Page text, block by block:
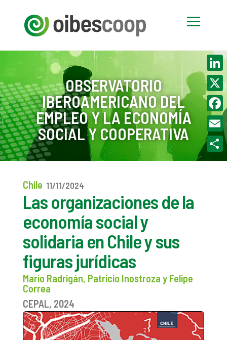
OBSERVATORIO
IBEROAMERICANO DEL
EMPLEO Y LA ECONOMÍA
SOCIAL Y COOPERATIVA
Chile 11/11/2024
Las organizaciones de la
economía social y
solidaria en Chile y sus
figuras jurídicas
Mario Radrigán, Patricio Inostroza y Felipe
Correa
CEPAL, 2024
X
Email